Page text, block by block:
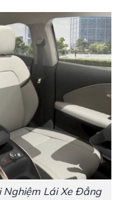
Nghiệm Lái Xe Đẳng